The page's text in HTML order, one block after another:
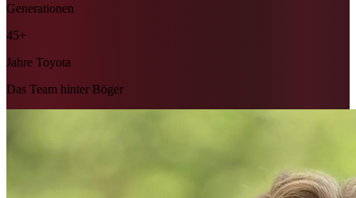
Generationen
45+
Jahre Toyota
Das Team hinter Böger